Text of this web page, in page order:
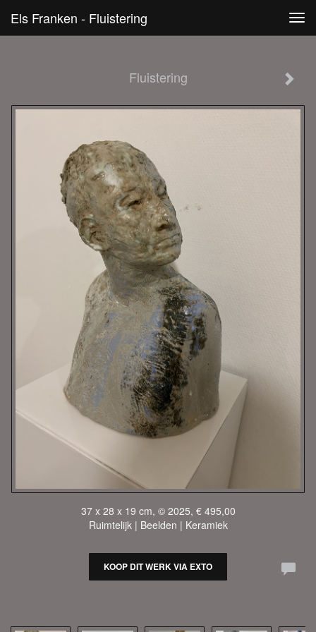
Els Franken - Fluistering
Fluistering
37 x 28 x 19 cm, © 2025, € 495,00
Ruimtelijk | Beelden | Keramiek
KOOP DIT WERK VIA EXTO